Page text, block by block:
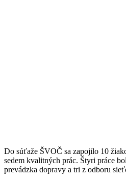
Do súťaže ŠVOČ sa zapojilo 10
sedem kvalitných prác. Štyri práce
prevádzka dopravy a tri z odboru